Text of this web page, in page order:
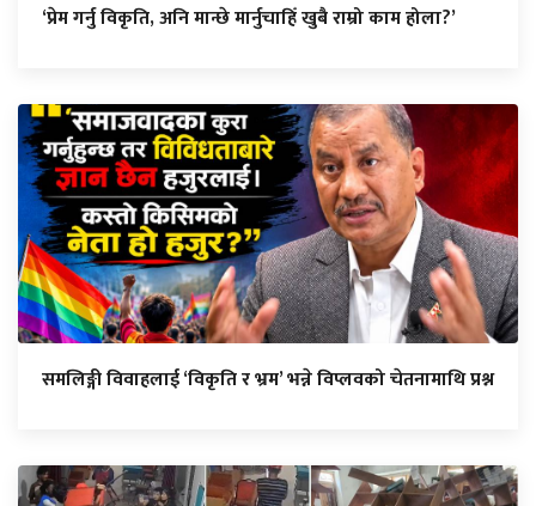
‘प्रेम गर्नु विकृति, अनि मान्छे मार्नुचाहिँ खुबै राम्रो काम होला?’
समलिङ्गी विवाहलाई ‘विकृति र भ्रम’ भन्ने विप्लवको चेतनामाथि प्रश्न